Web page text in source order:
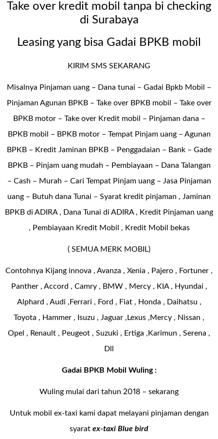
Take over kredit mobil tanpa bi checking
di Surabaya
Leasing yang bisa Gadai BPKB mobil
KIRIM SMS SEKARANG
Misalnya Pinjaman uang – Dana tunai – Gadai Bpkb Mobil
–
Pinjaman Agunan BPKB – Take over BPKB mobil – Take over
BPKB motor – Take over Kredit mobil – Pinjaman dana –
BPKB mobil – BPKB motor – Tempat Pinjam uang – Agunan
BPKB – Kredit Jaminan BPKB – Penggadaian – Bank – Gade
BPKB – Pinjam uang mudah – Pembiayaan – Dana Talangan
– Cash – Murah – Cari Tempat Pinjam uang – Jasa Pinjaman
uang – Butuh dana Tunai – Syarat kredit pinjaman , Jaminan
BPKB di ADIRA , Dana Tunai di ADIRA , Kredit Pinjaman uang
, Pembiayaan Kredit Mobil , Kredit Mobil bekas
( SEMUA MERK MOBIL)
Contohnya Kijang innova , Avanza , Xenia , Pajero , Fortuner ,
Panther , Accord , Camry , BMW , Mercy , KIA , Hyundai ,
Alphard , Audi ,Ferrari , Ford , Fiat , Honda , Daihatsu ,
Toyota , Hammer , Isuzu , Jaguar ,Lexus ,Mercy , Nissan ,
Opel , Renault , Peugeot , Suzuki , Ertiga ,Karimun , Serena ,
Dll
Gadai BPKB Mobil Wuling :
Wuling mulai dari tahun 2018 – sekarang
Untuk mobil ex-taxi kami dapat melayani pinjaman dengan
syarat ex-taxi Blue bird